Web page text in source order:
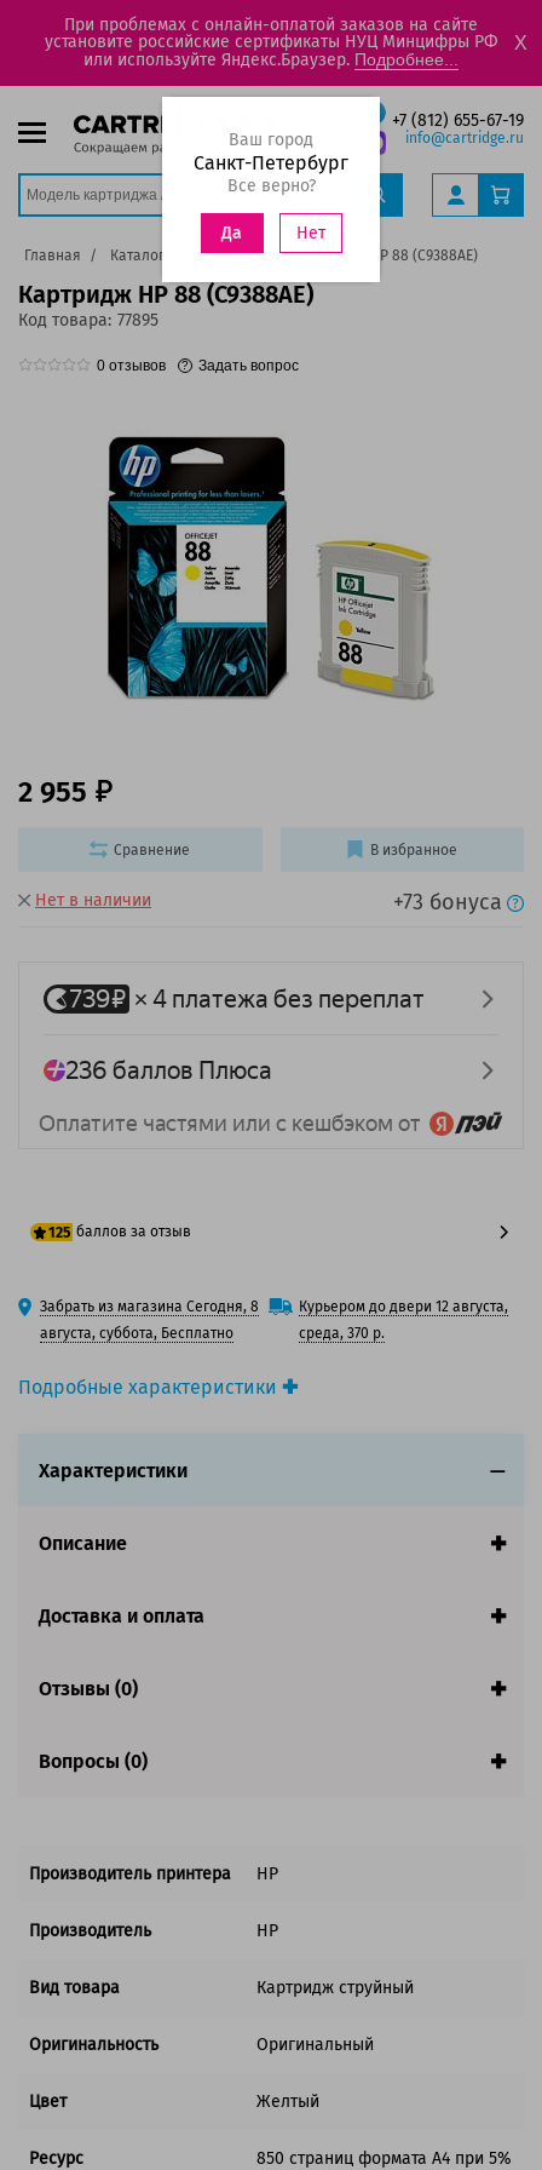
При проблемах с онлайн-оплатой заказов на сайте
установите российские сертификаты НУЦ Минцифры РФ
или используйте Яндекс.Браузер. Подробнее...
X
+7 (812) 655-67-19
info@cartridge.ru
Ваш город
Санкт-Петербург
Все верно?
Да Нет
Главная Каталог Картриджи Картридж HP 88 (C9388AE)
Картридж HP 88 (C9388AE)
Код товара: 77895
0 отзывов Задать вопрос
Подробные характеристики
Вид товара:Картридж струйный
Ресурс:850 страниц формата А4 при 5%
Совместим с аппаратами
Нет в наличии +73 бонуса
2 955
125 баллов за отзыв
100 баллов
125 баллов
Забрать из магазина Сегодня, 8
августа, суббота, Бесплатно
Курьером до двери 12 августа,
среда, 370 р.
Сравнение В избранное
Характеристики
Описание
Доставка и оплата
Отзывы (0)
Вопросы (0)
Производитель принтера HP
Производитель HP
Вид товара Картридж струйный
Оригинальность Оригинальный
Цвет Желтый
Ресурс
850 страниц формата А4 при 5%